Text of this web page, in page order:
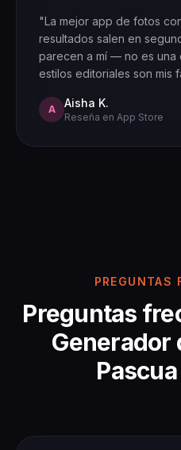
"La mejor app de fotos
resultados salen en
parecen a mí — no es una
estilos editoriales son mis
A Aisha K.
Reseña en App Store
PREGUNTAS
Preguntas
Generador